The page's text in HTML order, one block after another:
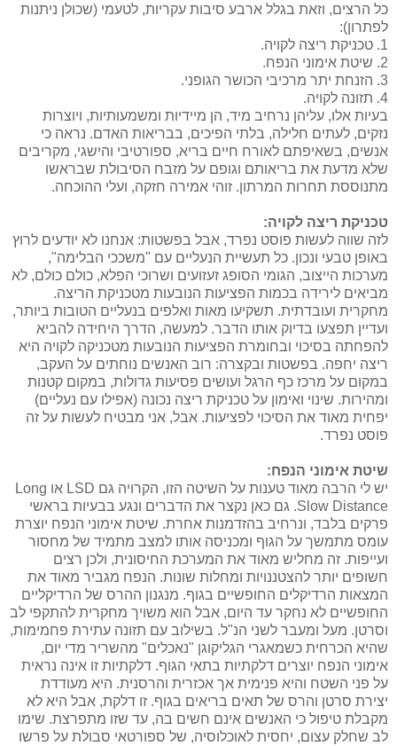
כל הרצים, וזאת בגלל ארבע סיבות עקריות, לטעמי (שכולן ניתנות
לפתרון):
1. טכניקת ריצה לקויה.
2. שיטת אימוני הנפח.
3. הזנחת יתר מרכיבי הכושר הגופני.
4. תזונה לקויה.
בעיות אלו, עליהן נרחיב מיד, הן מיידיות ומשמעותיות, ויוצרות
נזקים, לעתים חלילה, בלתי הפיכים, בבריאות האדם. נראה כי
אנשים, בשאיפתם לאורח חיים בריא, ספורטיבי והישגי, מקריבים
שלא מדעת את בריאותם וגופם על מזבח הסיבולת שבראשו
מתנוססת תחרות המרתון. זוהי אמירה חזקה, ועלי ההוכחה.
טכניקת ריצה לקויה:
לזה שווה לעשות פוסט נפרד, אבל בפשטות: אנחנו לא יודעים לרוץ
באופן טבעי ונכון. כל תעשיית הנעליים עם "משככי הבלימה",
מערכות הייצוב, הגומי הסופג זעזועים ושרוכי הפלא, כולם כולם, לא
מביאים לירידה בכמות הפציעות הנובעות מטכניקת הריצה.
מחקרית ועובדתית. תשקיעו מאות ואלפים בנעליים הטובות ביותר,
ועדיין תפצעו בדיוק אותו הדבר. למעשה, הדרך היחידה להביא
להפחתה בסיכוי ובחומרת הפציעות הנובעות מטכניקה לקויה היא
ריצה יחפה. בפשטות ובקצרה: רוב האנשים נוחתים על העקב,
במקום על מרכז כף הרגל ועושים פסיעות גדולות, במקום קטנות
ומהירות. שינוי ואימון על טכניקת ריצה נכונה (אפילו עם נעליים)
יפחית מאוד את הסיכוי לפציעות. אבל, אני מבטיח לעשות על זה
פוסט נפרד.
שיטת אימוני הנפח:
יש לי הרבה מאוד טענות על השיטה הזו, הקרויה גם LSD או Long
Slow Distance. גם כאן נקצר את הדברים ונגע בבעיות בראשי
פרקים בלבד, ונרחיב בהזדמנות אחרת. שיטת אימוני הנפח יוצרת
עומס מתמשך על הגוף ומכניסה אותו למצב מתמיד של מחסור
ועייפות. זה מחליש מאוד את המערכת החיסונית, ולכן רצים
חשופים יותר להצטננויות ומחלות שונות. הנפח מגביר מאוד את
המצאות הרדיקלים החופשיים בגוף. מנגנון ההרס של הרדיקליים
החופשיים לא נחקר עד היום, אבל הוא משויך מחקרית להתקפי לב
וסרטן. מעל ומעבר לשני הנ"ל. בשילוב עם תזונה עתירת פחמימות,
שהיא הכרחית כשמאגרי הגליקוגן "נאכלים" מהשריר מדי יום,
אימוני הנפח יוצרים דלקתיות בתאי הגוף. דלקתיות זו אינה נראית
על פני השטח והיא פנימית אך אכזרית והרסנית. היא מעודדת
יצירת סרטן והרס של תאים בריאים בגוף. זו דלקת, אבל היא לא
מקבלת טיפול כי האנשים אינם חשים בה, עד שזו מתפרצת. שימו
לב שחלק עצום, יחסית לאוכלוסיה, של ספורטאי סבולת על פרשו